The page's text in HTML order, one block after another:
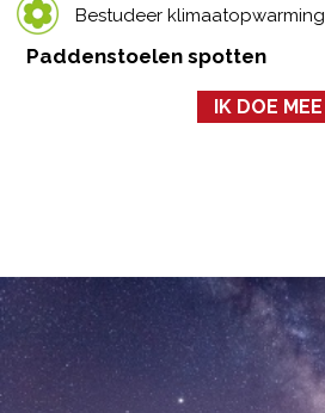
Bestudeer klimaatopwarming
Paddenstoelen spotten
IK DOE MEE